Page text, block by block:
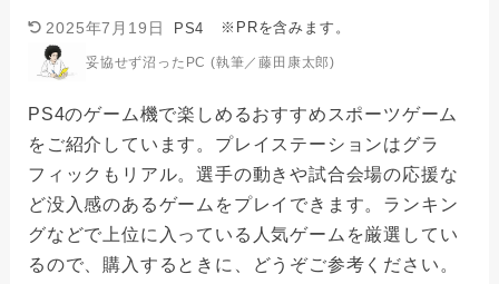
2025年7月19日 PS4 ※PRを含みます。
妥協せず沼ったPC (執筆／藤田康太郎)
PS4のゲーム機で楽しめるおすすめスポーツゲーム
をご紹介しています。プレイステーションはグラ
フィックもリアル。選手の動きや試合会場の応援な
ど没入感のあるゲームをプレイできます。ランキン
グなどで上位に入っている人気ゲームを厳選してい
るので、購入するときに、どうぞご参考ください。